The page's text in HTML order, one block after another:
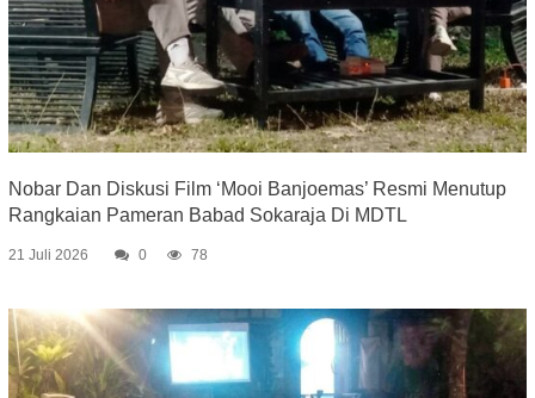
Nobar Dan Diskusi Film ‘Mooi Banjoemas’ Resmi Menutup
Rangkaian Pameran Babad Sokaraja Di MDTL
21 Juli 2026 0 78